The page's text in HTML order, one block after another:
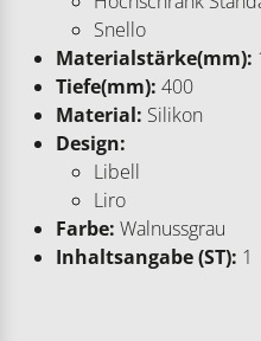
Snello
Materialstärke(mm):
Tiefe(mm): 400
Material: Silikon
Design:
Libell
Liro
Farbe: Walnussgrau
Inhaltsangabe (ST): 1